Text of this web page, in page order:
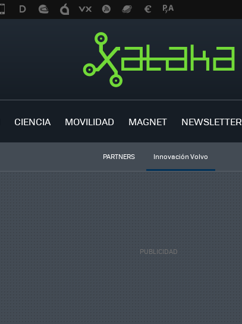
CIENCIA MOVILIDAD MAGNET NEWSLETTER
PARTNERS Innovación Volvo